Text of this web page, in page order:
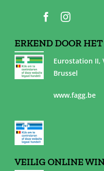
ERKEND DOOR HET
Eurostation II,
Brussel
www.fagg.be
VEILIG ONLINE